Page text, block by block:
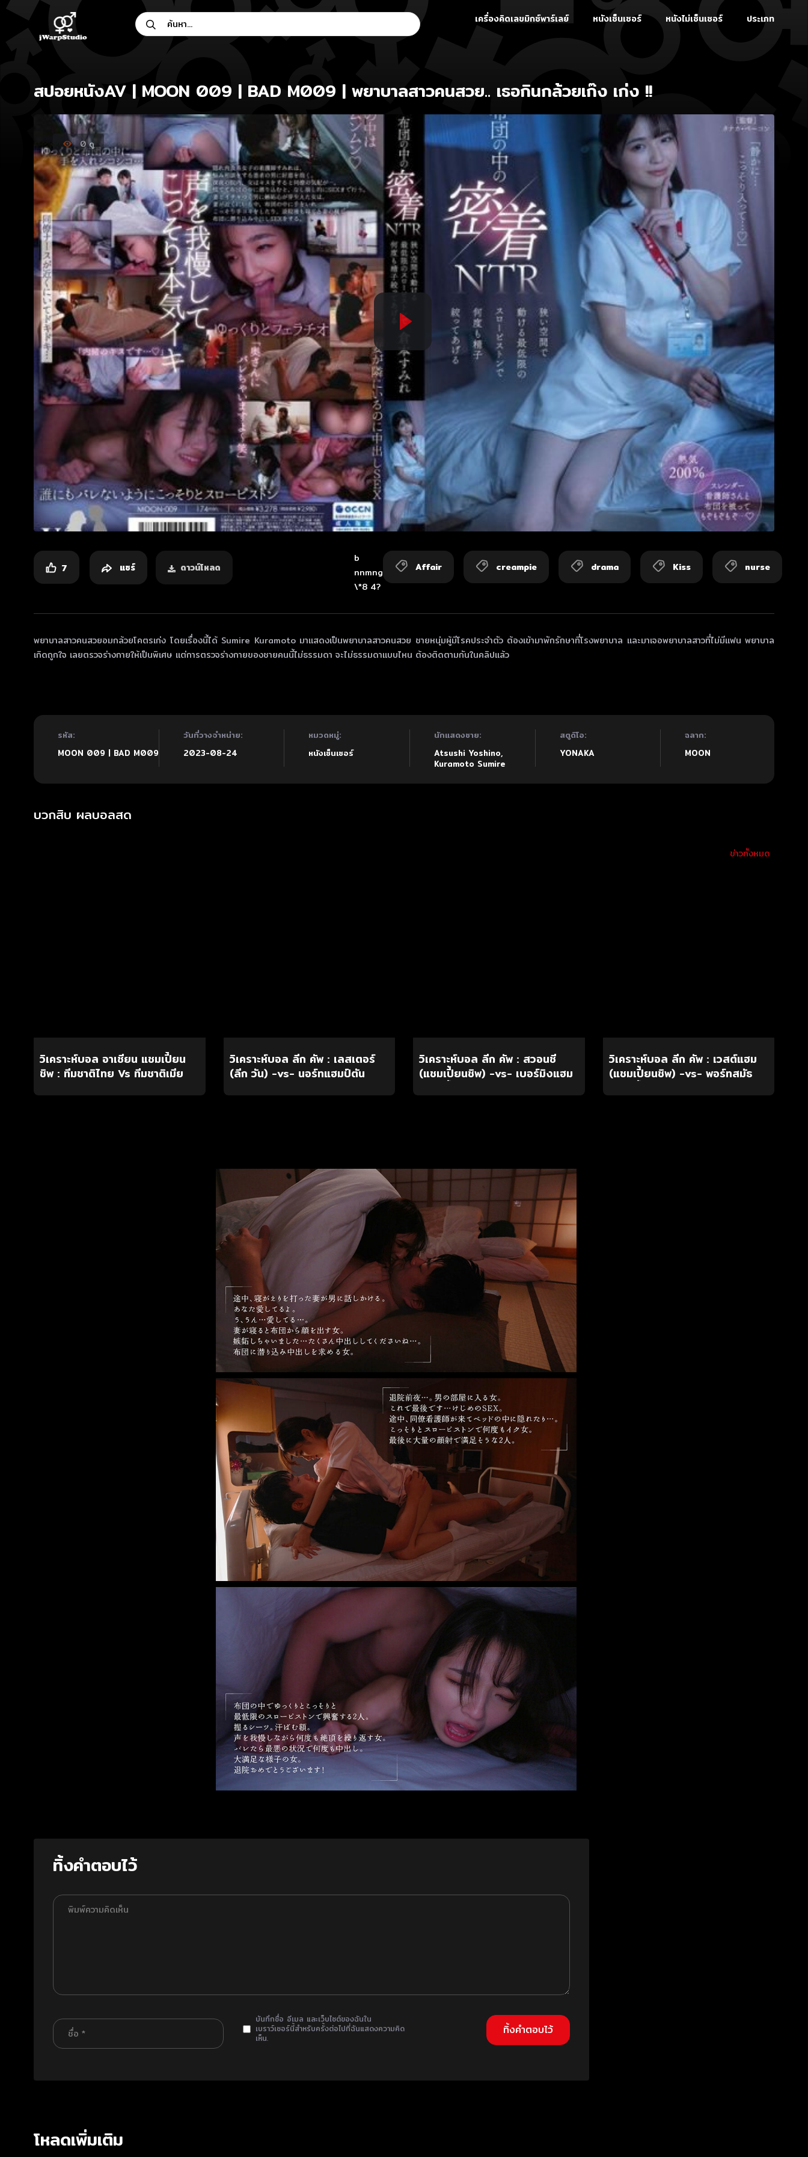
Skip
ค้นหา... เครื่องคิดเลขมิกซ์พาร์เลย์ หนังเซ็นเซอร์ หนังไม่เซ็นเซอร์ ประเภท
สปอยหนังAV | MOON 009 | BAD M009 | พยาบาลสาวคนสวย.. เธอกินกล้วยเก๊ง เก่ง !!
0ดู
Play
Video
7 แชร์ ดาวน์โหลด
b
nnmng
\*8 4?
Affair creampie drama Kiss nurse
พยาบาลสาวคนสวยอมกล้วยโคตรเก่ง โดยเรื่องนี้ได้ Sumire Kuramoto มาแสดงเป็นพยาบาลสาวคนสวย ชายหนุ่มผู้มีโรคประจำตัว ต้องเข้ามาพักรักษาที่โรงพยาบาล และมาเจอพยาบาลสาวที่ไม่มีแฟน พยาบาล
เกิดถูกใจ เลยตรวจร่างกายให้เป็นพิเศษ แต่การตรวจร่างกายของชายคนนี้ไม่ธรรมดา จะไม่ธรรมดาแบบไหน ต้องติดตามกันในคลิปแล้ว
รหัส:
MOON 009 | BAD M009
วันที่วางจำหน่าย:
2023-08-24
หมวดหมู่:
หนังเซ็นเซอร์
นักแสดงชาย:
Atsushi Yoshino,
Kuramoto Sumire
สตูดิโอ:
YONAKA
ฉลาก:
MOON
บวกสิบ ผลบอลสด
ข่าวทั้งหมด
วิเคราะห์บอล อาเซียน แชมเปี้ยน
ชิพ : ทีมชาติไทย Vs ทีมชาติเมีย
วิเคราะห์บอล ลีก คัพ : เลสเตอร์
(ลีก วัน) -vs- นอร์ทแฮมป์ตัน
วิเคราะห์บอล ลีก คัพ : สวอนซี
(แชมเปี้ยนชิพ) -vs- เบอร์มิงแฮม
วิเคราะห์บอล ลีก คัพ : เวสต์แฮม
(แชมเปี้ยนชิพ) -vs- พอร์ทสมัธ
ทิ้งคำตอบไว้
บันทึกชื่อ อีเมล และเว็บไซต์ของฉันใน
เบราว์เซอร์นี้สำหรับครั้งต่อไปที่ฉันแสดงความคิด
เห็น.
โหลดเพิ่มเติม